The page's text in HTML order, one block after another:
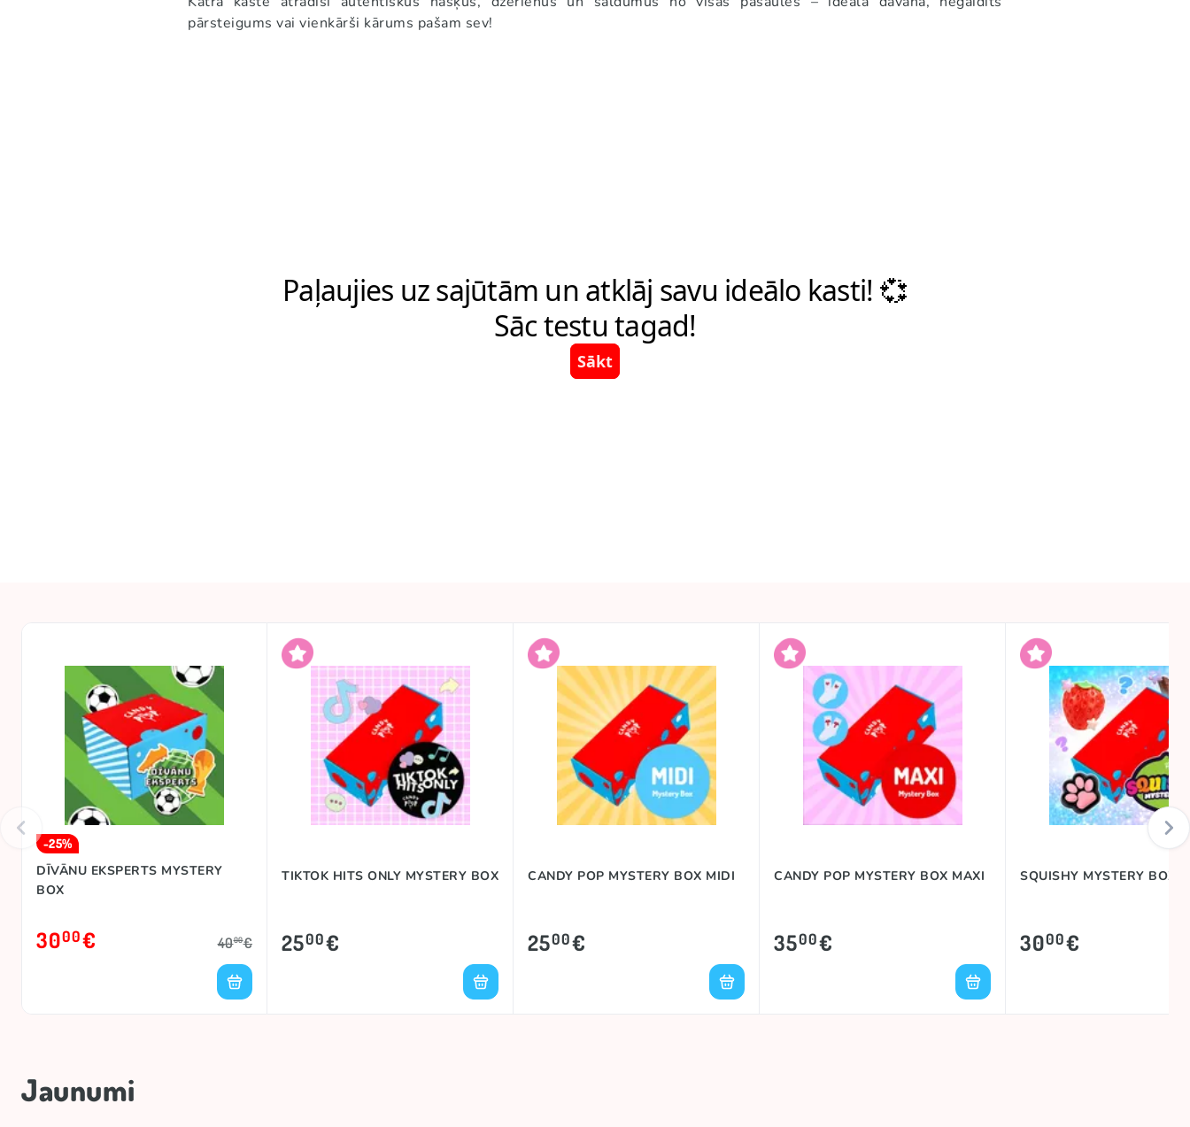
pārsteigums vai vienkārši kārums pašam sev!
-25%
DĪVĀNU EKSPERTS MYSTERY
BOX
3000€ 4000€
TIKTOK HITS ONLY MYSTERY BOX
2500€
CANDY POP MYSTERY BOX MIDI
2500€
CANDY POP MYSTERY BOX MAXI
3500€
SQUISHY MYSTERY BOX
3000€
Jaunumi